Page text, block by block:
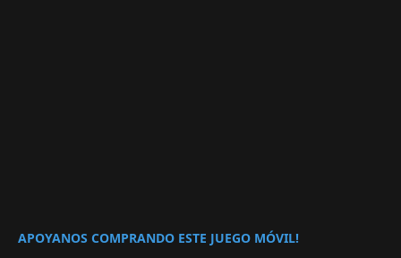
APOYANOS COMPRANDO ESTE JUEGO MÓVIL!